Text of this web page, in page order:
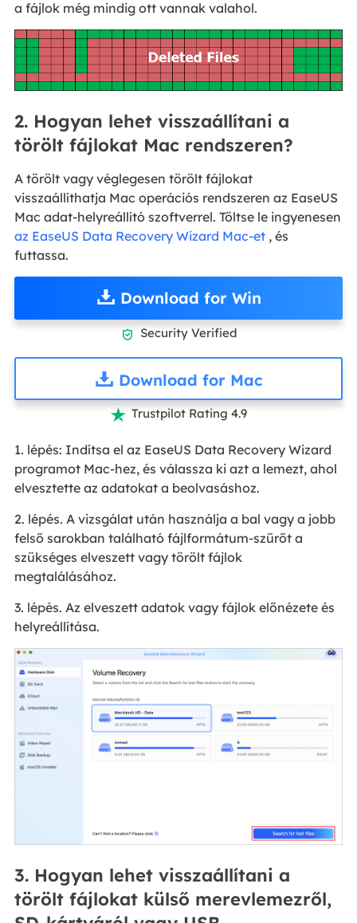
a fájlok még mindig ott vannak valahol.
2. Hogyan lehet visszaállítani a
törölt fájlokat Mac rendszeren?
A törölt vagy véglegesen törölt fájlokat
visszaállíthatja Mac operációs rendszeren az EaseUS
Mac adat-helyreállító szoftverrel. Töltse le ingyenesen
az EaseUS Data Recovery Wizard Mac-et, és
futtassa.
Download for Win
 Security Verified
Download for Mac
 Trustpilot Rating 4.9
1. lépés: Indítsa el az EaseUS Data Recovery Wizard
programot Mac-hez, és válassza ki azt a lemezt, ahol
elvesztette az adatokat a beolvasáshoz.
2. lépés. A vizsgálat után használja a bal vagy a jobb
felső sarokban található fájlformátum-szűrőt a
szükséges elveszett vagy törölt fájlok
megtalálásához.
3. lépés. Az elveszett adatok vagy fájlok előnézete és
helyreállítása.
3. Hogyan lehet visszaállítani a
törölt fájlokat külső merevlemezről,